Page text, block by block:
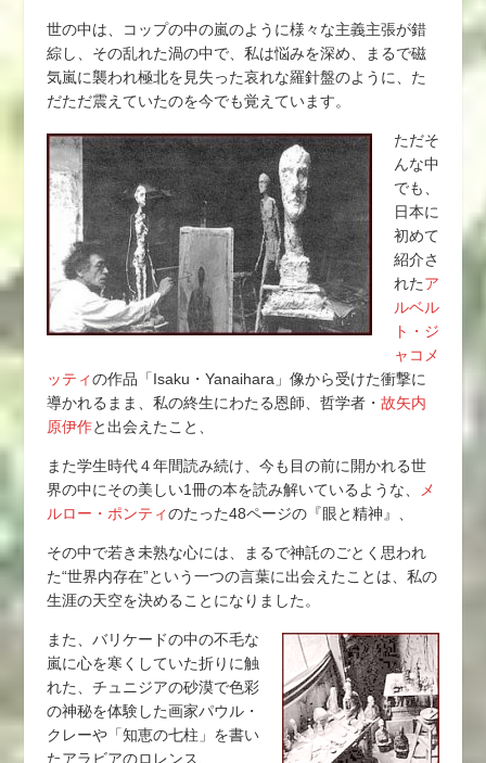
世の中は、コップの中の嵐のように様々な主義主張が錯
綜し、その乱れた渦の中で、私は悩みを深め、まるで磁
気嵐に襲われ極北を見失った哀れな羅針盤のように、た
だただ震えていたのを今でも覚えています。
ただそ
んな中
でも、
日本に
初めて
紹介さ
れたア
ルベル
ト・ジ
ャコメ
ッティの作品「Isaku・Yanaihara」像から受けた衝撃に
導かれるまま、私の終生にわたる恩師、哲学者・ 故矢内
原伊作と出会えたこと、
また学生時代４年間読み続け、今も目の前に開かれる世
界の中にその美しい1冊の本を読み解いているような、
メ
ルロー・ポンティのたった48ページの『眼と精神』、
その中で若き未熟な心には、まるで神託のごとく思われ
た“世界内存在”という一つの言葉に出会えたことは、私の
生涯の天空を決めることになりました。
また、バリケードの中の不毛な
嵐に心を寒くしていた折りに触
れた、チュニジアの砂漠で色彩
の神秘を体験した画家パウル・
クレーや「知恵の七柱」を書い
たアラビアのロレンス、